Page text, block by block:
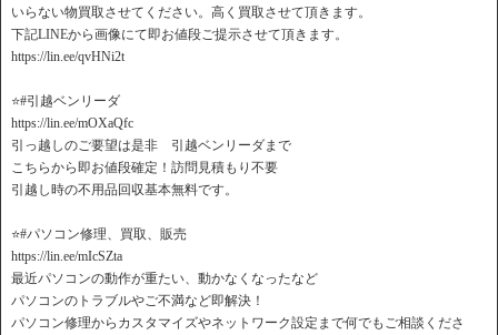
いらない物買取させてください。高く買取させて頂きます。
下記LINEから画像にて即お値段ご提示させて頂きます。
https://lin.ee/qvHNi2t
⭐️#引越ベンリーダ
https://lin.ee/mOXaQfc
引っ越しのご要望は是非 引越ベンリーダまで
こちらから即お値段確定！訪問見積もり不要
引越し時の不用品回収基本無料です。
⭐️#パソコン修理、買取、販売
https://lin.ee/mIcSZta
最近パソコンの動作が重たい、動かなくなったなど
パソコンのトラブルやご不満など即解決！
パソコン修理からカスタマイズやネットワーク設定まで何でもご相談くださ